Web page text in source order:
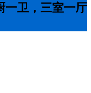
一卫，三室一厅